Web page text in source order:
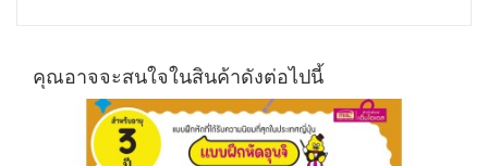
คุณอาจจะสนใจในสินค้าดังต่อไปนี้